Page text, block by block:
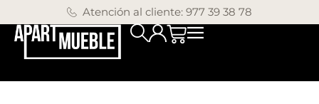
Atención al cliente: 977 39 38 78